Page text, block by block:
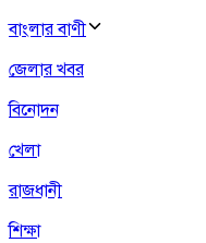
বাংলার বাণী
জেলার খবর
বিনোদন
খেলা
রাজধানী
শিক্ষা